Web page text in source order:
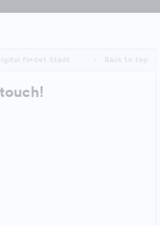
findet Stadt Back to top